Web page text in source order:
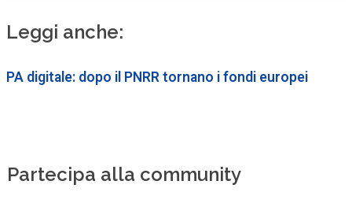
Leggi anche:
PA digitale: dopo il PNRR tornano i fondi europei
Partecipa alla community